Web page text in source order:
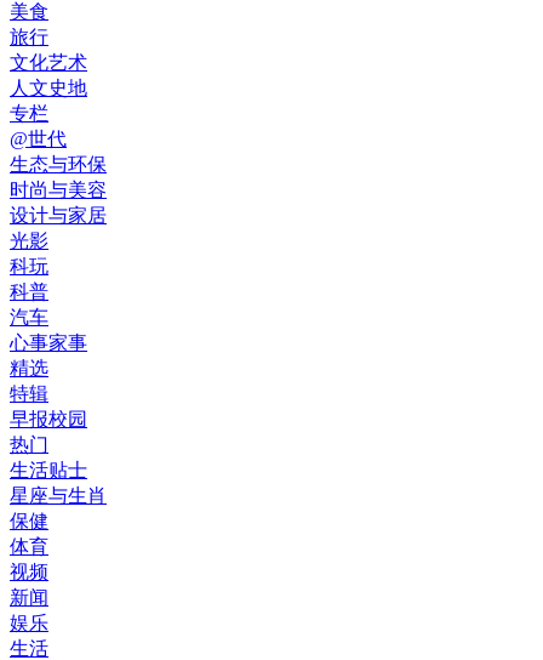
美食
旅行
文化艺术
人文史地
专栏
@世代
生态与环保
时尚与美容
设计与家居
光影
科玩
科普
汽车
心事家事
精选
特辑
早报校园
热门
生活贴士
星座与生肖
保健
体育
视频
新闻
娱乐
生活